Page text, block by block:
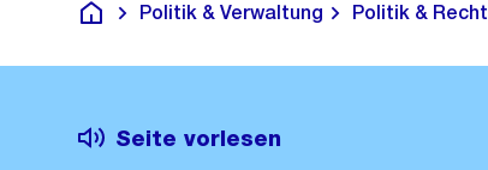
Deutsch
Politik & Verwaltung Politik & Recht
Seite vorlesen